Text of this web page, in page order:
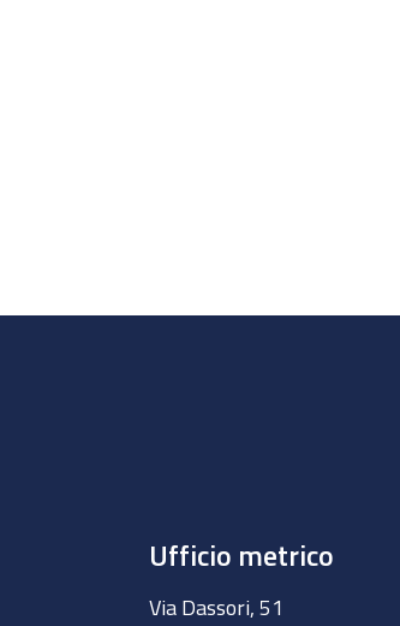
Ufficio metrico
Via Dassori, 51